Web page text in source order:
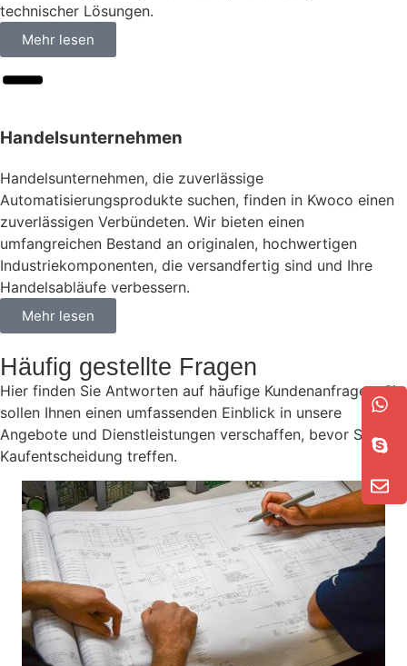
technischer Lösungen.
Mehr lesen
Handelsunternehmen
Handelsunternehmen, die zuverlässige
Automatisierungsprodukte suchen, finden in Kwoco einen
zuverlässigen Verbündeten. Wir bieten einen
umfangreichen Bestand an originalen, hochwertigen
Industriekomponenten, die versandfertig sind und Ihre
Handelsabläufe verbessern.
Mehr lesen
Häufig gestellte Fragen
Hier finden Sie Antworten auf häufige Kundenanfragen. Sie
sollen Ihnen einen umfassenden Einblick in unsere
Angebote und Dienstleistungen verschaffen, bevor Sie eine
Kaufentscheidung treffen.